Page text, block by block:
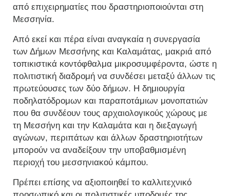
από επιχειρηματίες που δραστηριοποιούνται στη
Μεσσηνία.
Από εκεί και πέρα είναι αναγκαία η συνεργασία
των Δήμων Μεσσήνης και Καλαμάτας, μακριά από
τοπικιστικά κοντόφθαλμα μικροσυμφέροντα, ώστε η
πολιτιστική διαδρομή να συνδέσει μεταξύ άλλων τις
πρωτεύουσες των δύο δήμων. Η δημιουργία
ποδηλατόδρομων και παραποτάμιων μονοπατιών
που θα συνδέουν τους αρχαιολογικούς χώρους με
τη Μεσσήνη και την Καλαμάτα και η διεξαγωγή
αγώνων, περιπάτων και άλλων δραστηριοτήτων
μπορούν να αναδείξουν την υποβαθμισμένη
περιοχή του μεσσηνιακού κάμπου.
Πρέπει επίσης να αξιοποιηθεί το καλλιτεχνικό